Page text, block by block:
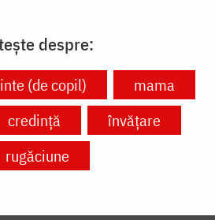
despre:
(de copil)
mama
credință
învățare
rugăciune